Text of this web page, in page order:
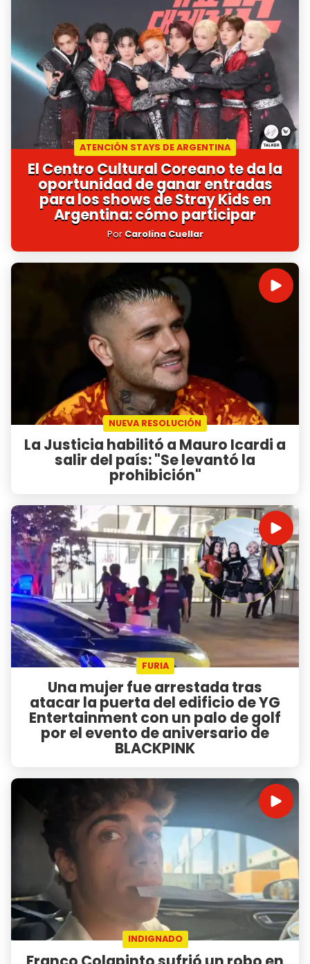
ATENCIÓN STAYS DE ARGENTINA
El Centro Cultural Coreano te da la
oportunidad de ganar entradas
para los shows de Stray Kids en
Argentina: cómo participar
Por Carolina Cuellar
NUEVA RESOLUCIÓN
La Justicia habilitó a Mauro Icardi a
salir del país: "Se levantó la
prohibición"
FURIA
Una mujer fue arrestada tras
atacar la puerta del edificio de YG
Entertainment con un palo de golf
por el evento de aniversario de
BLACKPINK
INDIGNADO